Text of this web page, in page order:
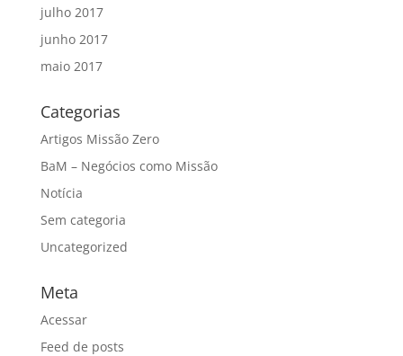
julho 2017
junho 2017
maio 2017
Categorias
Artigos Missão Zero
BaM – Negócios como Missão
Notícia
Sem categoria
Uncategorized
Meta
Acessar
Feed de posts